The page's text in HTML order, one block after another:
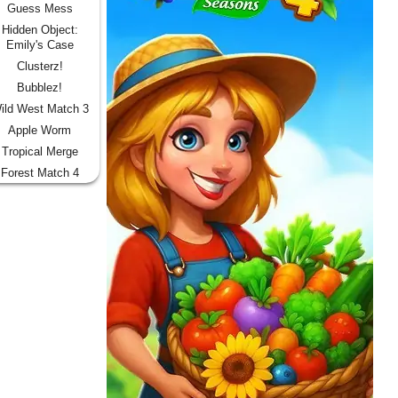
Guess Mess
Hidden Object:
Emily's Case
Clusterz!
Bubblez!
West Match 3
Apple Worm
Tropical Merge
Forest Match 4